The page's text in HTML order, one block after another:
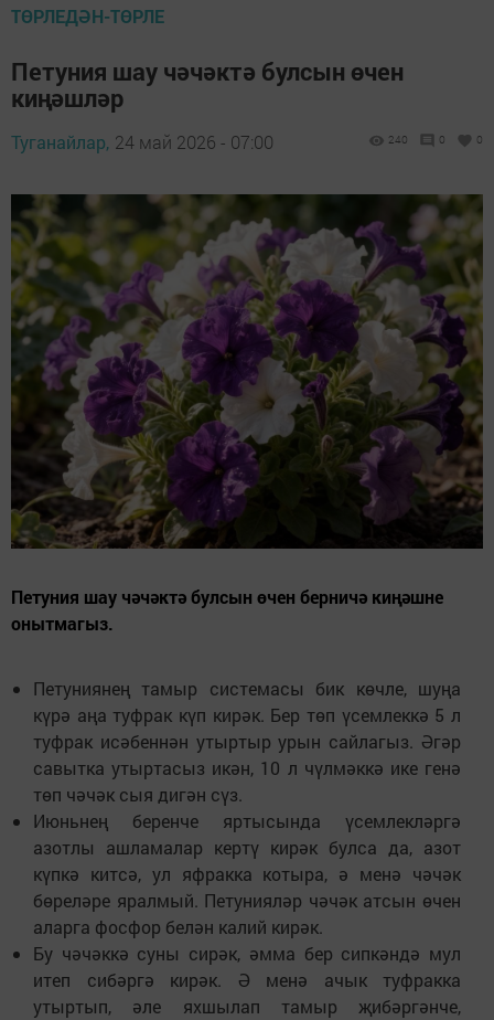
ТӨРЛЕДӘН-ТӨРЛЕ
Петуния шау чәчәктә булсын өчен
киңәшләр
Туганайлар, 24 май 2026 - 07:00 240 0 0
Петуния шау чәчәктә булсын өчен берничә киңәшне
онытмагыз.
Петуниянең тамыр системасы бик көчле, шуңа
күрә аңа туфрак күп кирәк. Бер төп үсемлеккә 5 л
туфрак исәбеннән утыртыр урын сайлагыз. Әгәр
савытка утыртасыз икән, 10 л чүлмәккә ике генә
төп чәчәк сыя дигән сүз.
Июньнең беренче яртысында үсемлекләргә
азотлы ашламалар кертү кирәк булса да, азот
күпкә китсә, ул яфракка котыра, ә менә чәчәк
бөреләре яралмый. Петунияләр чәчәк атсын өчен
аларга фосфор белән калий кирәк.
Бу чәчәккә суны сирәк, әмма бер сипкәндә мул
итеп сибәргә кирәк. Ә менә ачык туфракка
утыртып, әле яхшылап тамыр җибәргәнче,